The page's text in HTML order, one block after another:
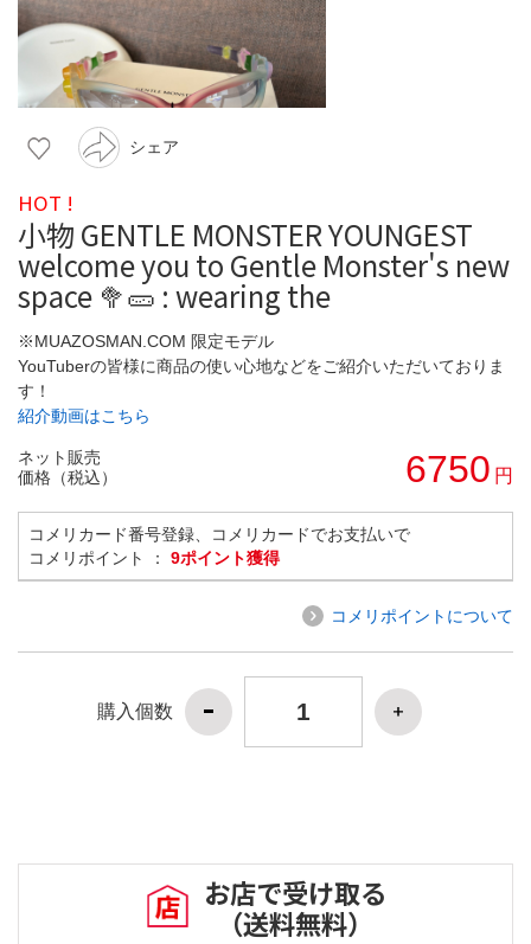
シェア
HOT !
小物 GENTLE MONSTER YOUNGEST
welcome you to Gentle Monster's new
space 🥦🥒 : wearing the
※MUAZOSMAN.COM 限定モデル
YouTuberの皆様に商品の使い心地などをご紹介いただいておりま
す！
紹介動画はこちら
ネット販売
価格（税込）
6750 円
コメリカード番号登録、コメリカードでお支払いで
コメリポイント ： 9ポイント獲得
コメリポイントについて
購入個数
お店で受け取る
（送料無料）